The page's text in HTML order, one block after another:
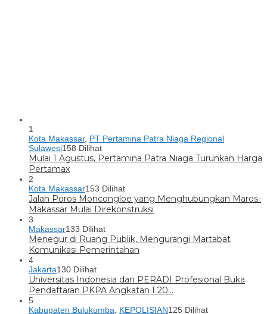
1
Kota Makassar, PT Pertamina Patra Niaga Regional
Sulawesi158 Dilihat
Mulai 1 Agustus, Pertamina Patra Niaga Turunkan Harga
Pertamax
2
Kota Makassar153 Dilihat
Jalan Poros Moncongloe yang Menghubungkan Maros-
Makassar Mulai Direkonstruksi
3
Makassar133 Dilihat
Menegur di Ruang Publik, Mengurangi Martabat
Komunikasi Pemerintahan
4
Jakarta130 Dilihat
Universitas Indonesia dan PERADI Profesional Buka
Pendaftaran PKPA Angkatan I 20…
5
Kabupaten Bulukumba
KEPOLISIAN125 Dilihat